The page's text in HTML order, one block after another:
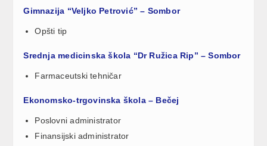
Gimnazija “Veljko Petrović” – Sombor
Opšti tip
Srednja medicinska škola “Dr Ružica Rip” – Sombor
Farmaceutski tehničar
Ekonomsko-trgovinska škola – Bečej
Poslovni administrator
Finansijski administrator